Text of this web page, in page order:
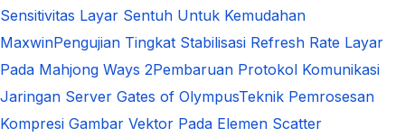
Sensitivitas Layar Sentuh Untuk Kemudahan
MaxwinPengujian Tingkat Stabilisasi Refresh Rate Layar
Pada Mahjong Ways 2Pembaruan Protokol Komunikasi
Jaringan Server Gates of OlympusTeknik Pemrosesan
Kompresi Gambar Vektor Pada Elemen Scatter